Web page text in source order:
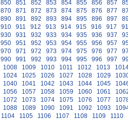
850 851 852 853 854 855 856 857
870 871 872 873 874 875 876 877
890 891 892 893 894 895 896 897
910 911 912 913 914 915 916 917
930 931 932 933 934 935 936 937
950 951 952 953 954 955 956 957
970 971 972 973 974 975 976 977
990 991 992 993 994 995 996 997
1008 1009 1010 1011 1012 1013
1024 1025 1026 1027 1028 1029
1040 1041 1042 1043 1044 1045
1056 1057 1058 1059 1060 1061
1072 1073 1074 1075 1076 1077
1088 1089 1090 1091 1092 1093
1104 1105 1106 1107 1108 1109
1110